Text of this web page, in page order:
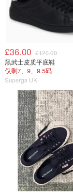
£36.00 £120.00
黑武士皮质平底鞋
仅剩7、9、9.5码
Superga UK